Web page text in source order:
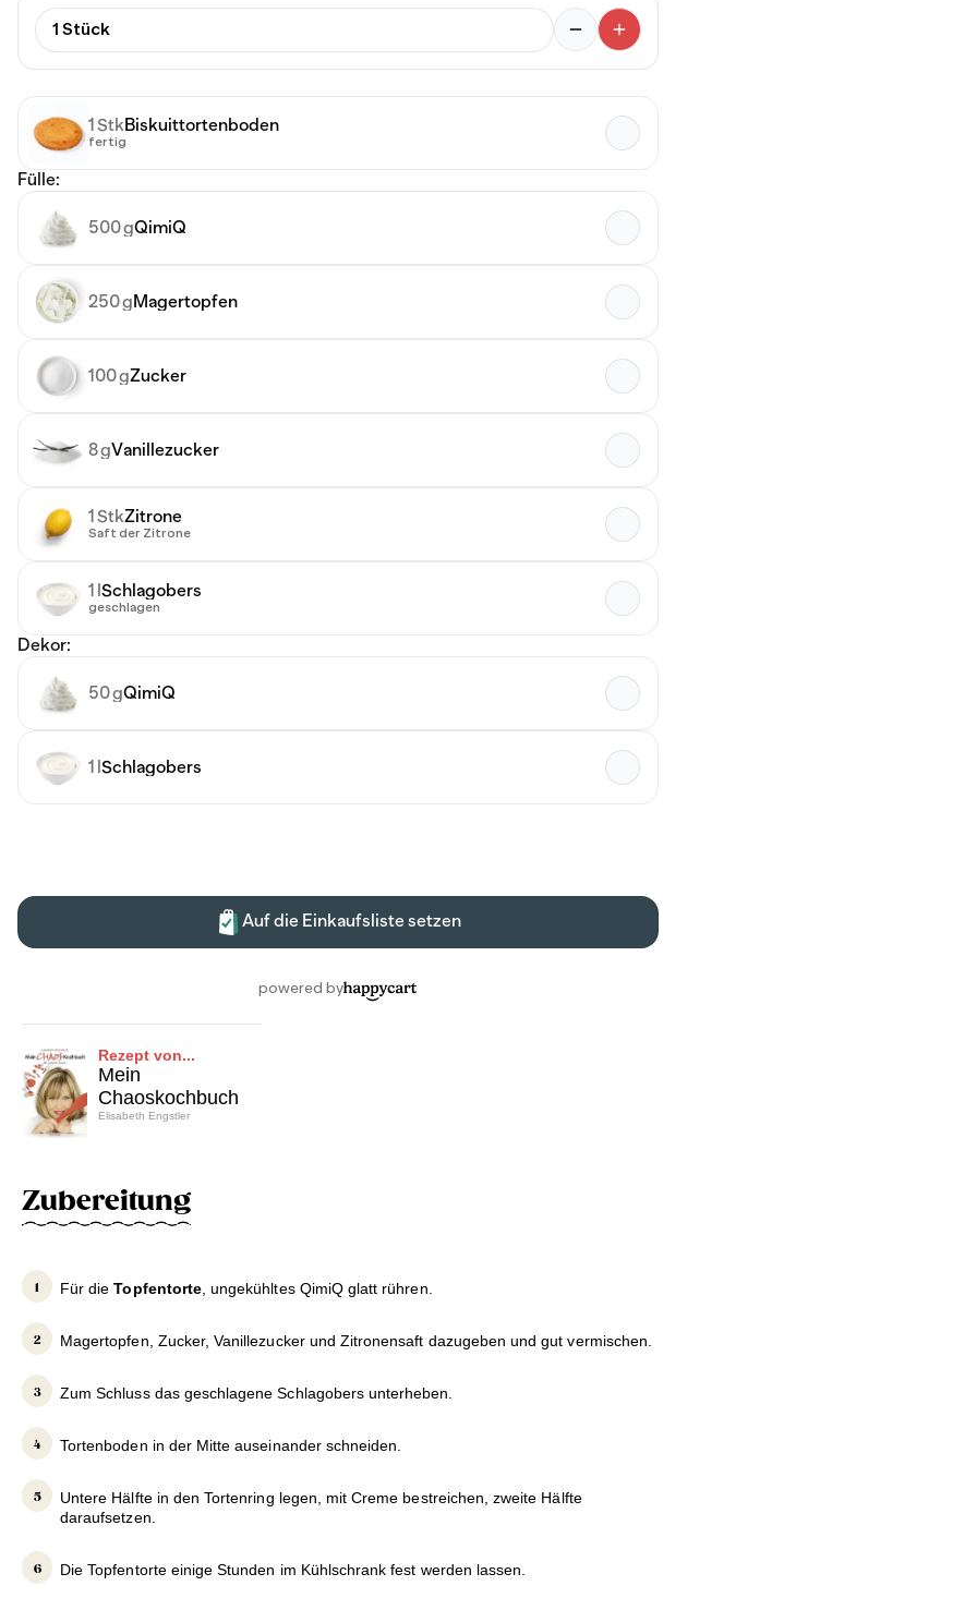
Rezept von...
Mein
Chaoskochbuch
Elisabeth Engstler
Zubereitung
Für dieTopfentorte, ungekühltes QimiQ glatt rühren.
Magertopfen, Zucker, Vanillezucker und Zitronensaft dazugeben und gut vermischen.
Zum Schluss das geschlagene Schlagobers unterheben.
Tortenboden in der Mitte auseinander schneiden.
Untere Hälfte in den Tortenring legen, mit Creme bestreichen, zweite Hälfte
daraufsetzen.
Die Topfentorte einige Stunden im Kühlschrank fest werden lassen.